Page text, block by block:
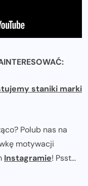
staniki marki
Polub nas na
motywacji
Instagramie! Psst...